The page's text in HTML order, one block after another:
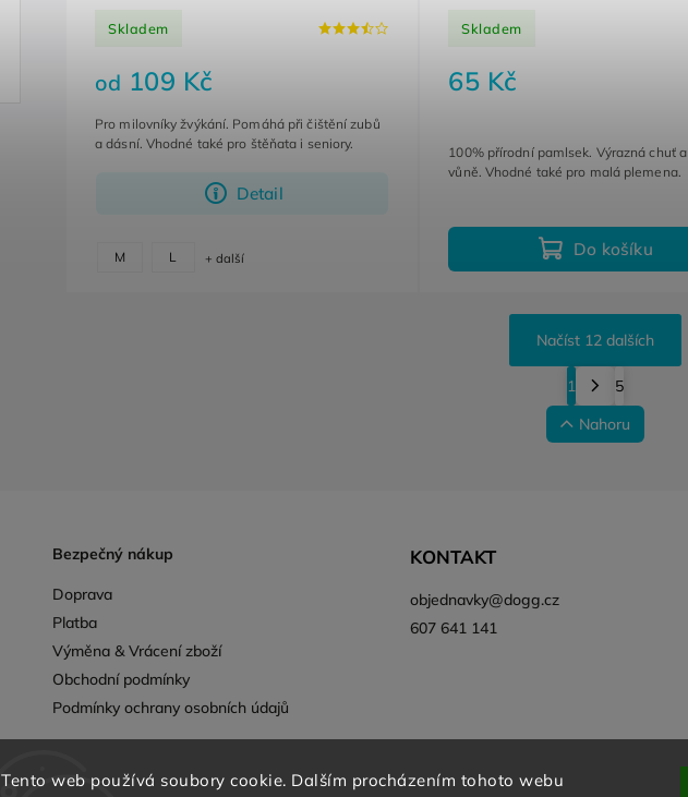
Tento web používá soubory cookie. Dalším procházením tohoto webu
Skladem
od 109 Kč
Detail
Pro milovníky žvýkání. Pomáhá při čištění zubů
a dásní. Vhodné také pro štěňata i seniory.
M L + další
Skladem
65 Kč
Do košíku
100% přírodní pamlsek. Výrazná chuť a
vůně. Vhodné také pro malá plemena.
Načíst 12 dalších
1
5
Nahoru
Bezpečný nákup
Doprava
Platba
Výměna & Vrácení zboží
Obchodní podmínky
Podmínky ochrany osobních údajů
KONTAKT
objednavky@dogg.cz
607 641 141